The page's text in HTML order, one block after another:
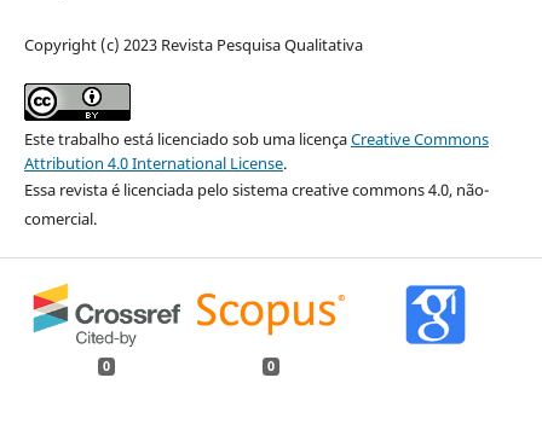
Copyright (c) 2023 Revista Pesquisa Qualitativa
Este trabalho está licenciado sob uma licençaCreative Commons
Attribution 4.0 International License.
Essa revista é licenciada pelo sistema creative commons 4.0, não-
comercial.
0 0